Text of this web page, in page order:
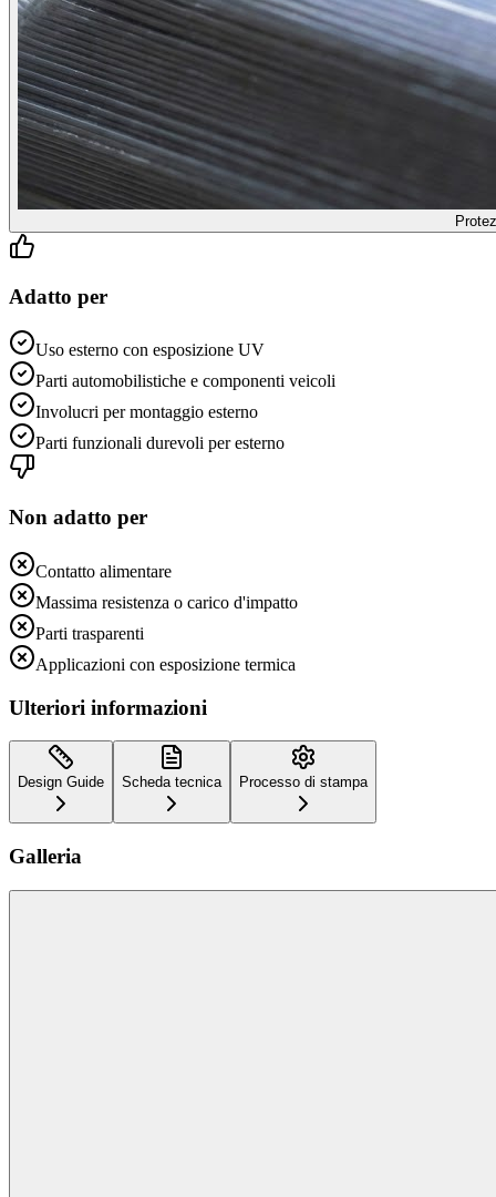
Adatto per
Uso esterno con esposizione UV
Parti automobilistiche e componenti veicoli
Involucri per montaggio esterno
Parti funzionali durevoli per esterno
Non adatto per
Contatto alimentare
Massima resistenza o carico d'impatto
Parti trasparenti
Applicazioni con esposizione termica
Ulteriori informazioni
Design Guide Scheda tecnica Processo di stampa
Galleria